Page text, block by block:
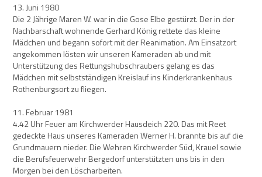
13. Juni 1980
Die 2 Jährige Maren W. war in die Gose Elbe gestürzt. Der in der
Nachbarschaft wohnende Gerhard König rettete das kleine
Mädchen und begann sofort mit der Reanimation. Am Einsatzort
angekommen lösten wir unseren Kameraden ab und mit
Unterstützung des Rettungshubschraubers gelang es das
Mädchen mit selbstständigen Kreislauf ins Kinderkrankenhaus
Rothenburgsort zu fliegen.
11. Februar 1981
4.42 Uhr Feuer am Kirchwerder Hausdeich 220. Das mit Reet
gedeckte Haus unseres Kameraden Werner H. brannte bis auf die
Grundmauern nieder. Die Wehren Kirchwerder Süd, Krauel sowie
die Berufsfeuerwehr Bergedorf unterstützten uns bis in den
Morgen bei den Löscharbeiten.